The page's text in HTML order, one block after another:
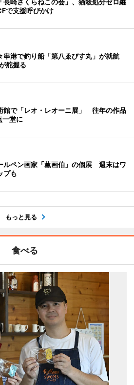
で支援呼びかけ
串港で釣り船「第八ゑびす丸」が就航
舵握る
館で「レオ・レオーニ展」 往年の作品
堂に
ルペン画家「薫画伯」の個展 週末はワ
プも
もっと見る
食べる